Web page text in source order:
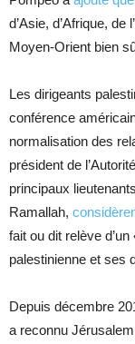
d’Asie, d’Afrique, de
Moyen-Orient bien
Les dirigeants
conférence
normalisation des
président de
principaux
Ramallah,
fait ou dit relève
palestinienne et ses
Depuis décembre
a reconnu